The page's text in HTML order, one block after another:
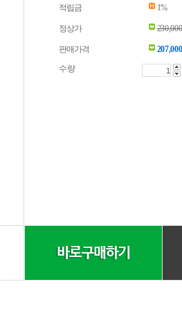
적립금 1%
정상가
판매가격 207,000
수량